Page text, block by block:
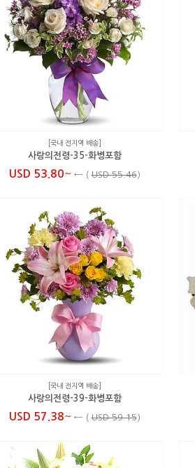
[국내 전지역 배송]
사랑의전령-35-화병포함
USD 53.80~ ← (USD 55.46)
[국내 전지역 배송]
사랑의전령-39-화병포함
USD 57.38~ ← (USD 59.15)